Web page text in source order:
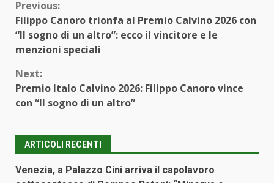
Continue
Reading
Previous:
Filippo Canoro trionfa al Premio Calvino 2026 con
“Il sogno di un altro”: ecco il vincitore e le
menzioni speciali
Next:
Premio Italo Calvino 2026: Filippo Canoro vince
con “Il sogno di un altro”
ARTICOLI RECENTI
Venezia, a Palazzo Cini arriva il capolavoro